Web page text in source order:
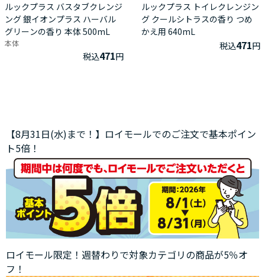
ルックプラス バスタブクレンジ
ング 銀イオンプラス ハーバル
グリーンの香り 本体 500mL
本体
税込471円
ルックプラス トイレクレンジン
グ クールシトラスの香り つめ
かえ用 640mL
税込471円
【8月31日(水)まで！】ロイモールでのご注文で基本ポイン
ト5倍！
ロイモール限定！週替わりで対象カテゴリの商品が5％オ
フ！